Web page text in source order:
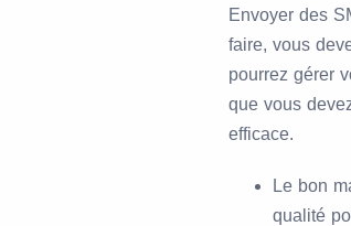
Envoyer des
faire, vous
pourrez gérer
que vous
efficace.
Le bon
qualité